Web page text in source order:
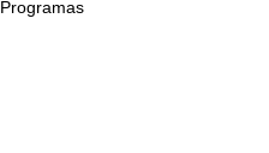
Programas